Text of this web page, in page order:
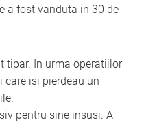
a fost vanduta in 30 de
tipar. In urma operatiilor
care isi pierdeau un
pentru sine insusi. A